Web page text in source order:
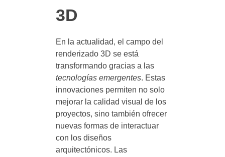
3D
En la actualidad, el campo del
renderizado 3D se está
transformando gracias a las
tecnologías emergentes. Estas
innovaciones permiten no solo
mejorar la calidad visual de los
proyectos, sino también ofrecer
nuevas formas de interactuar
con los diseños
arquitectónicos. Las